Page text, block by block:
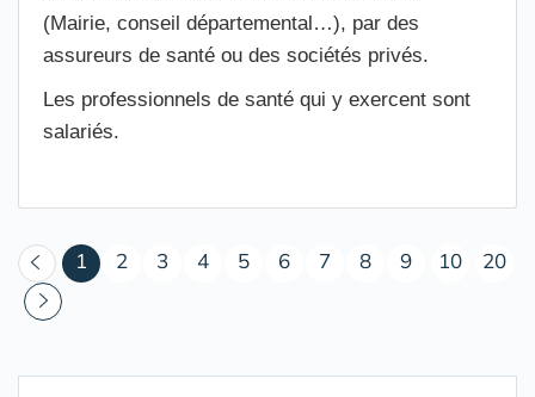
(Mairie, conseil départemental…), par des
assureurs de santé ou des sociétés privés.
Les professionnels de santé qui y exercent sont
salariés.
1 (courant)
2 3 4 5 6 7 8 9 10 20